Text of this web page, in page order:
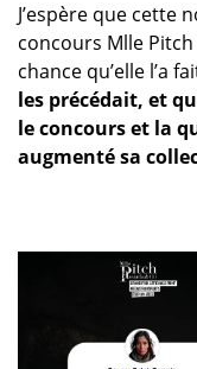
J’espère que cette
concours Mlle
chance qu’elle l’a
les précédait, et
le concours et la
augmenté sa